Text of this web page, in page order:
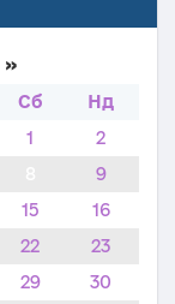
Сб
Нд
1
2
9
15
16
22
23
29
30